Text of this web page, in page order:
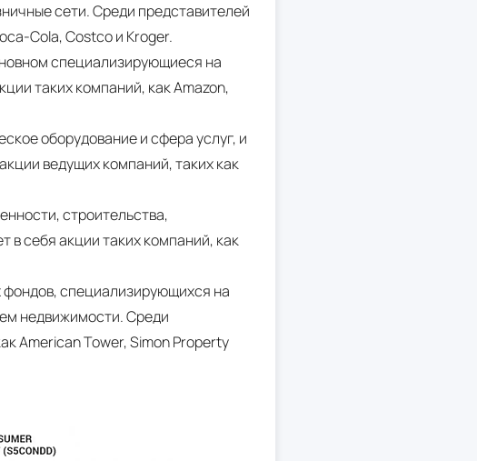
сети. Среди представителей
Cola, Costco и Kroger.
специализирующиеся на
таких компаний, как Amazon,
оборудование и сфера услуг, и
ведущих компаний, таких как
строительства,
в себя акции таких компаний, как
специализирующихся на
недвижимости. Среди
American Tower, Simon Property